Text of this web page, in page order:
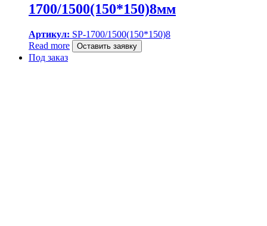
1700/1500(150*150)8мм
Артикул: SP-1700/1500(150*150)8
Read more
Оставить заявку
Под заказ